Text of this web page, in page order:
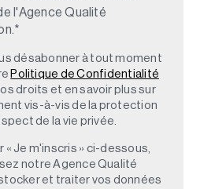
l'Agence Qualité
*
désabonner à tout moment
Politique de Confidentialité
droits et en savoir plus sur
vis-à-vis de la protection
de la vie privée.
« Je m'inscris » ci-dessous,
notre Agence Qualité
et traiter vos données